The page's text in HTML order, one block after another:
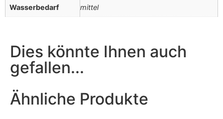
Wasserbedarf mittel
Dies könnte Ihnen auch
gefallen...
Ähnliche Produkte